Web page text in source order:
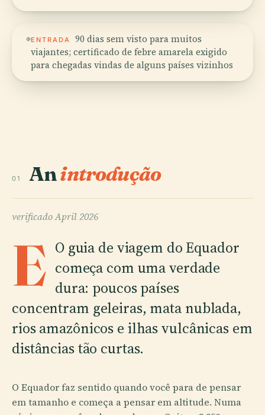
ENTRADA
90 dias sem visto para muitos
viajantes; certificado de febre amarela exigido
para chegadas vindas de alguns países vizinhos
01 Anintrodução
verificadoApril 2026
E O guia de viagem do Equador
começa com uma verdade
dura: poucos países
concentram geleiras, mata nublada,
rios amazônicos e ilhas vulcânicas em
distâncias tão curtas.
O Equador faz sentido quando você para de pensar
em tamanho e começa a pensar em altitude. Numa